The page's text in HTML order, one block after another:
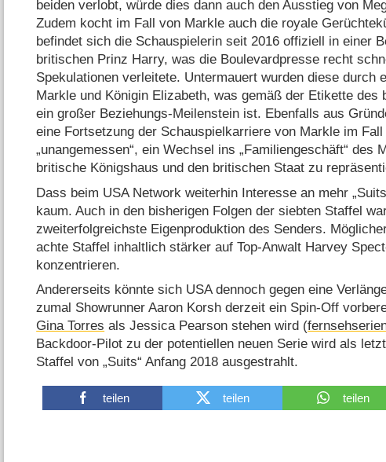
beiden verlobt, würde dies dann auch den Ausstieg von
Zudem kocht im Fall von Markle auch die royale
befindet sich die Schauspielerin seit 2016 offiziell in einer
britischen Prinz Harry, was die Boulevardpresse recht
Spekulationen verleitete. Untermauert wurden diese durch
Markle und Königin Elizabeth, was gemäß der Etikette des
ein großer Beziehungs-Meilenstein ist. Ebenfalls aus
eine Fortsetzung der Schauspielkarriere von Markle im
„unangemessen“, ein Wechsel ins „Familiengeschäft“ des
britische Königshaus und den britischen Staat zu
Dass beim USA Network weiterhin Interesse an mehr
kaum. Auch in den bisherigen Folgen der siebten Staffel
zweiterfolgreichste Eigenproduktion des Senders.
achte Staffel inhaltlich stärker auf Top-Anwalt Harvey
konzentrieren.
Andererseits könnte sich USA dennoch gegen eine
zumal Showrunner Aaron Korsh derzeit ein Spin-Off
Gina Torres als Jessica Pearson stehen wird (
Backdoor-Pilot zu der potentiellen neuen Serie wird als
Staffel von „Suits“ Anfang 2018 ausgestrahlt.
teilen teilen teilen